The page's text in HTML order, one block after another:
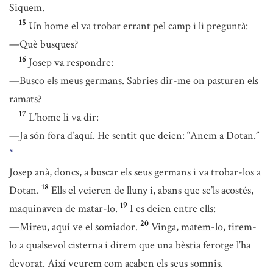
Siquem.
15 Un home el va trobar errant pel camp i li preguntà:
—Què busques?
16 Josep va respondre:
—Busco els meus germans. Sabries dir-me on pasturen els
ramats?
17 L’home li va dir:
—Ja són fora d’aquí. He sentit que deien: “Anem a Dotan.”
*
Josep anà, doncs, a buscar els seus germans i va trobar-los a
Dotan. 18 Ells el veieren de lluny i, abans que se’ls acostés,
maquinaven de matar-lo. 19 I es deien entre ells:
—Mireu, aquí ve el somiador. 20 Vinga, matem-lo, tirem-
lo a qualsevol cisterna i direm que una bèstia ferotge l’ha
devorat. Així veurem com acaben els seus somnis.